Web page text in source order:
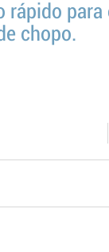
rápido para
chopo.